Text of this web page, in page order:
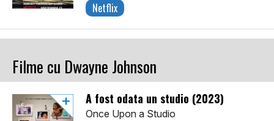
Netflix
Filme cu Dwayne Johnson
A fost odata un studio (2023)
Once Upon a Studio